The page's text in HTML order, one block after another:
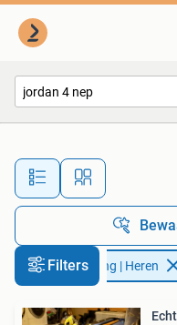
Alle
FiltersKleding | Heren